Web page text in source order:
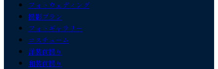
フォトウェディング
撮影プラン
フォトギャラリー
コスチューム
洋装前撮り
和装前撮り